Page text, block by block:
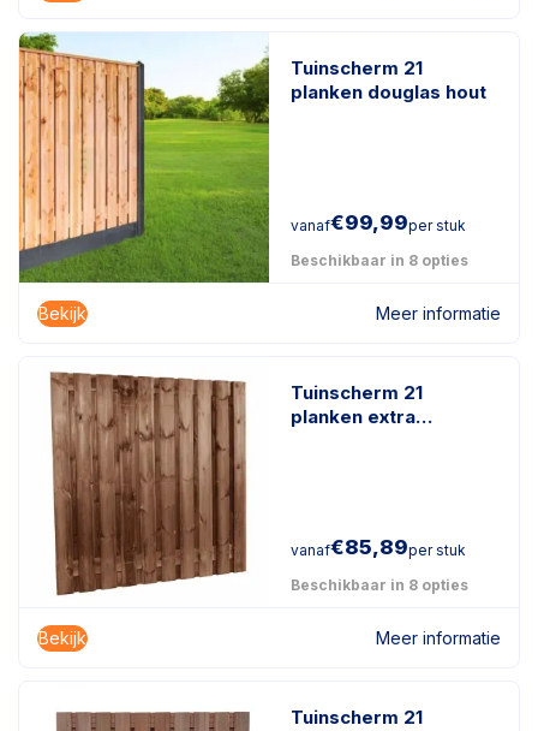
Tuinscherm 21
planken douglas hout
vanaf€99,99per stuk
Beschikbaar in 8 opties
Bekijk Meer informatie
Tuinscherm 21
planken extra
vanaf€85,89per stuk
Beschikbaar in 8 opties
Bekijk Meer informatie
Tuinscherm 21